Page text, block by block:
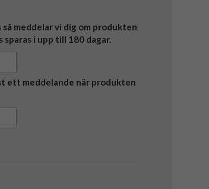
meddelar vi dig om produkten
i upp till 180 dagar.
ett meddelande när produkten